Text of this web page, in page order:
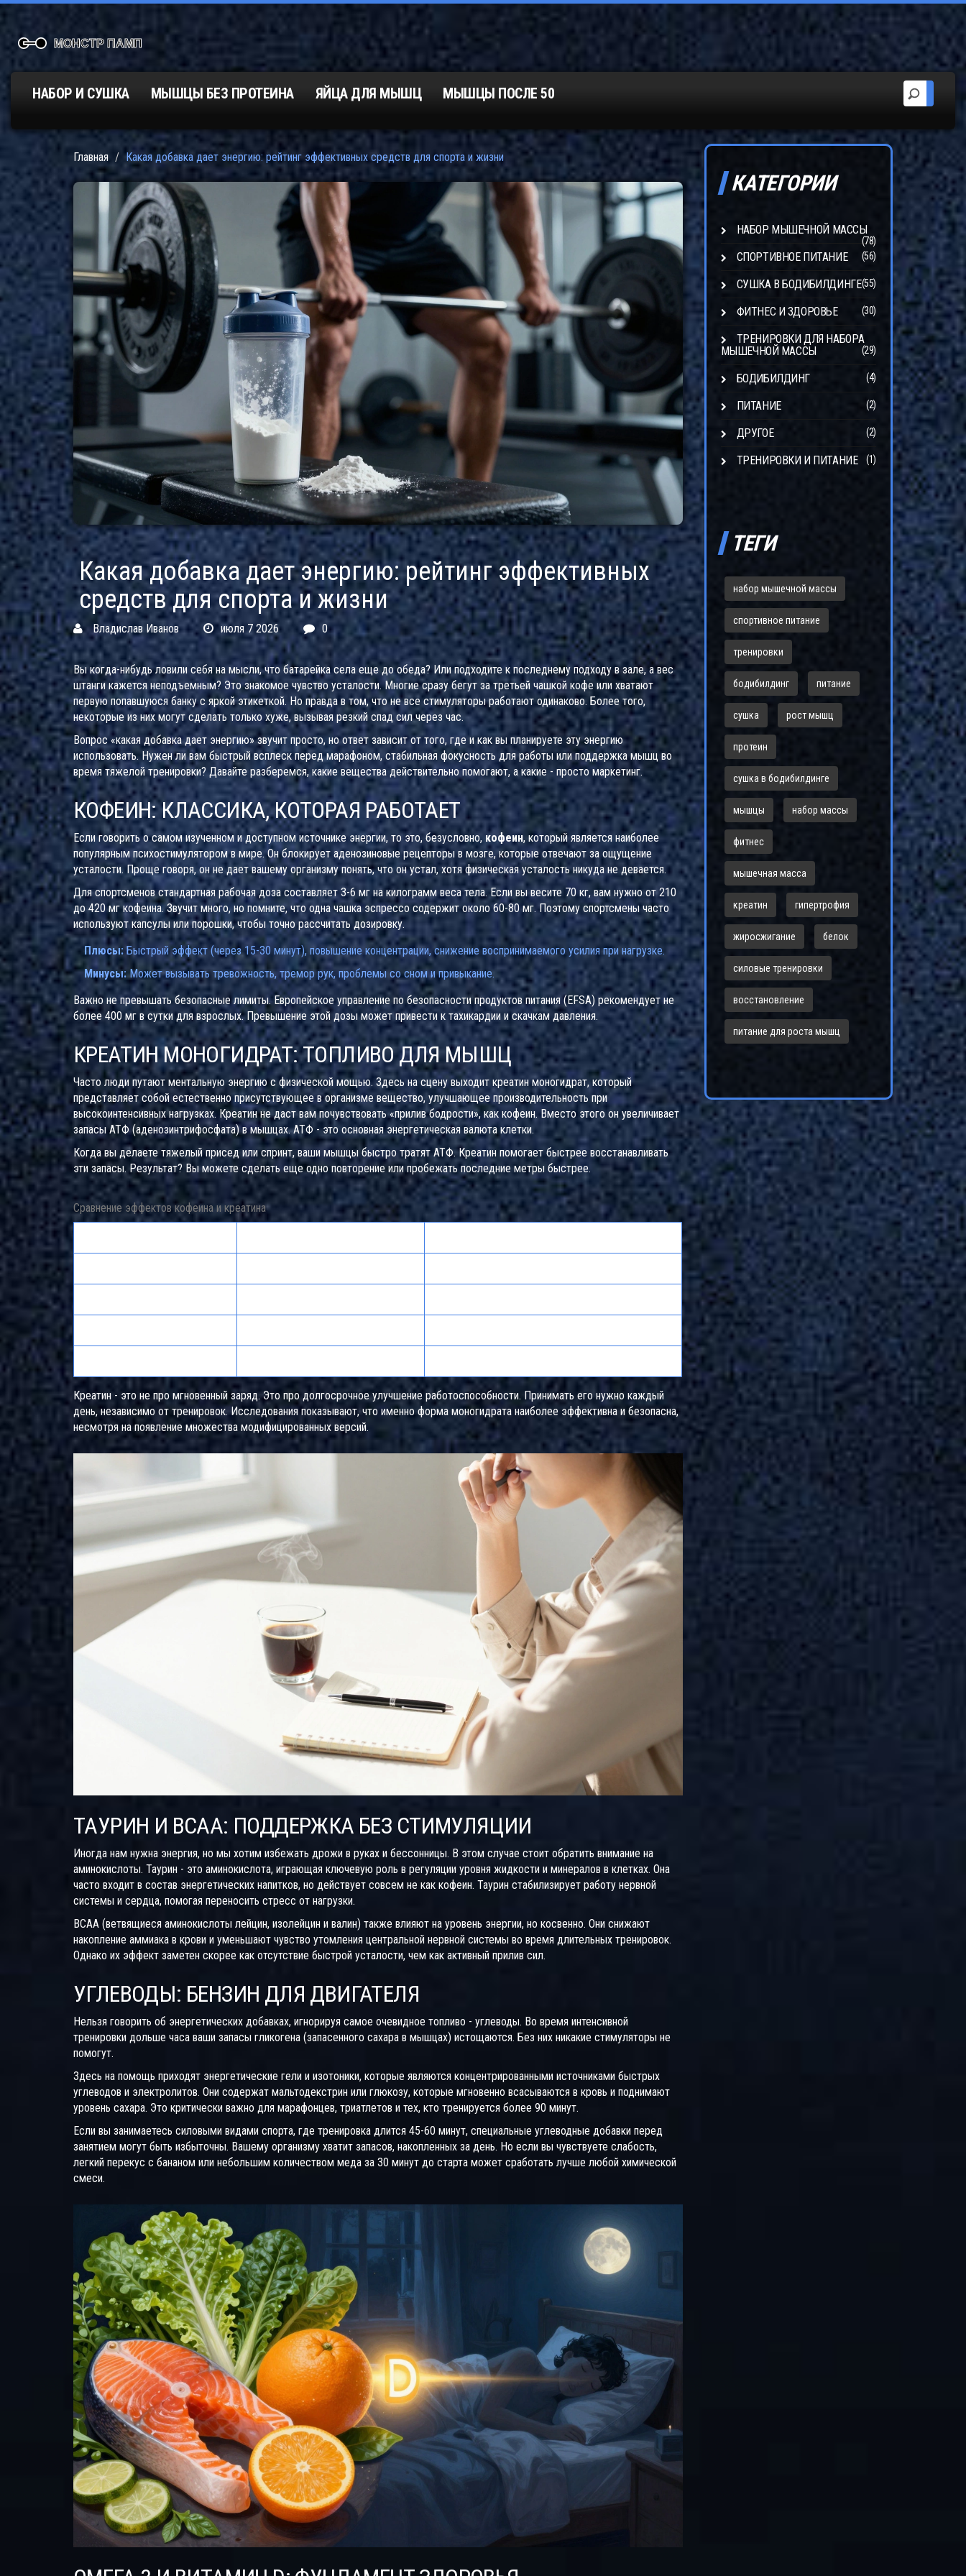
НАБОР И СУШКА МЫШЦЫ БЕЗ ПРОТЕИНА ЯЙЦА ДЛЯ МЫШЦ МЫШЦЫ ПОСЛЕ 50
Главная Какая добавка дает энергию: рейтинг эффективных средств для спорта и жизни
Какая добавка дает энергию: рейтинг эффективных
средств для спорта и жизни
Владислав Иванов июля 7 2026 0
Вы когда-нибудь ловили себя на мысли, что батарейка села еще до обеда? Или подходите к последнему подходу в зале, а вес
штанги кажется неподъемным? Это знакомое чувство усталости. Многие сразу бегут за третьей чашкой кофе или хватают
первую попавшуюся банку с яркой этикеткой. Но правда в том, что не все стимуляторы работают одинаково. Более того,
некоторые из них могут сделать только хуже, вызывая резкий спад сил через час.
Вопрос «какая добавка дает энергию» звучит просто, но ответ зависит от того, где и как вы планируете эту энергию
использовать. Нужен ли вам быстрый всплеск перед марафоном, стабильная фокусность для работы или поддержка мышц во
время тяжелой тренировки? Давайте разберемся, какие вещества действительно помогают, а какие - просто маркетинг.
КОФЕИН: КЛАССИКА, КОТОРАЯ РАБОТАЕТ
Если говорить о самом изученном и доступном источнике энергии, то это, безусловно, кофеин, который является наиболее
популярным психостимулятором в мире.Он блокирует аденозиновые рецепторы в мозге, которые отвечают за ощущение
усталости. Проще говоря, он не дает вашему организму понять, что он устал, хотя физическая усталость никуда не девается.
Для спортсменов стандартная рабочая доза составляет 3-6 мг на килограмм веса тела. Если вы весите 70 кг, вам нужно от 210
до 420 мг кофеина. Звучит много, но помните, что одна чашка эспрессо содержит около 60-80 мг. Поэтому спортсмены часто
используют капсулы или порошки, чтобы точно рассчитать дозировку.
Плюсы: Быстрый эффект (через 15-30 минут), повышение концентрации, снижение воспринимаемого усилия при нагрузке.
Минусы:Может вызывать тревожность, тремор рук, проблемы со сном и привыкание.
Важно не превышать безопасные лимиты. Европейское управление по безопасности продуктов питания (EFSA) рекомендует не
более 400 мг в сутки для взрослых. Превышение этой дозы может привести к тахикардии и скачкам давления.
КРЕАТИН МОНОГИДРАТ: ТОПЛИВО ДЛЯ МЫШЦ
Часто люди путают ментальную энергию с физической мощью. Здесь на сцену выходит креатин моногидрат, который
представляет собой естественно присутствующее в организме вещество, улучшающее производительность при
высокоинтенсивных нагрузках. Креатин не даст вам почувствовать «прилив бодрости», как кофеин. Вместо этого он увеличивает
запасы АТФ (аденозинтрифосфата) в мышцах. АТФ - это основная энергетическая валюта клетки.
Когда вы делаете тяжелый присед или спринт, ваши мышцы быстро тратят АТФ. Креатин помогает быстрее восстанавливать
эти запасы. Результат? Вы можете сделать еще одно повторение или пробежать последние метры быстрее.
Сравнение эффектов кофеина и креатина
Креатин - это не про мгновенный заряд. Это про долгосрочное улучшение работоспособности. Принимать его нужно каждый
день, независимо от тренировок. Исследования показывают, что именно форма моногидрата наиболее эффективна и безопасна,
несмотря на появление множества модифицированных версий.
ТАУРИН И BCAA: ПОДДЕРЖКА БЕЗ СТИМУЛЯЦИИ
Иногда нам нужна энергия, но мы хотим избежать дрожи в руках и бессонницы. В этом случае стоит обратить внимание на
аминокислоты. Таурин - это аминокислота, играющая ключевую роль в регуляции уровня жидкости и минералов в клетках. Она
часто входит в состав энергетических напитков, но действует совсем не как кофеин. Таурин стабилизирует работу нервной
системы и сердца, помогая переносить стресс от нагрузки.
BCAA (ветвящиеся аминокислоты лейцин, изолейцин и валин) также влияют на уровень энергии, но косвенно. Они снижают
накопление аммиака в крови и уменьшают чувство утомления центральной нервной системы во время длительных тренировок.
Однако их эффект заметен скорее как отсутствие быстрой усталости, чем как активный прилив сил.
УГЛЕВОДЫ: БЕНЗИН ДЛЯ ДВИГАТЕЛЯ
Нельзя говорить об энергетических добавках, игнорируя самое очевидное топливо - углеводы. Во время интенсивной
тренировки дольше часа ваши запасы гликогена (запасенного сахара в мышцах) истощаются. Без них никакие стимуляторы не
помогут.
Здесь на помощь приходят энергетические гели и изотоники, которые являются концентрированными источниками быстрых
углеводов и электролитов. Они содержат мальтодекстрин или глюкозу, которые мгновенно всасываются в кровь и поднимают
уровень сахара. Это критически важно для марафонцев, триатлетов и тех, кто тренируется более 90 минут.
Если вы занимаетесь силовыми видами спорта, где тренировка длится 45-60 минут, специальные углеводные добавки перед
занятием могут быть избыточны. Вашему организму хватит запасов, накопленных за день. Но если вы чувствуете слабость,
легкий перекус с бананом или небольшим количеством меда за 30 минут до старта может сработать лучше любой химической
смеси.
КАТЕГОРИИ
НАБОР МЫШЕЧНОЙ МАССЫ
(78)
СПОРТИВНОЕ ПИТАНИЕ (56)
СУШКА В БОДИБИЛДИНГЕ(55)
ФИТНЕС И ЗДОРОВЬЕ (30)
ТРЕНИРОВКИ ДЛЯ НАБОРА
МЫШЕЧНОЙ МАССЫ
(29)
БОДИБИЛДИНГ (4)
ПИТАНИЕ (2)
ДРУГОЕ (2)
ТРЕНИРОВКИ И ПИТАНИЕ (1)
ТЕГИ
набор мышечной массы
спортивное питание
тренировки
бодибилдинг питание
сушка рост мышц
протеин
сушка в бодибилдинге
мышцы набор массы
фитнес
мышечная масса
креатин гипертрофия
жиросжигание белок
силовые тренировки
восстановление
питание для роста мышц